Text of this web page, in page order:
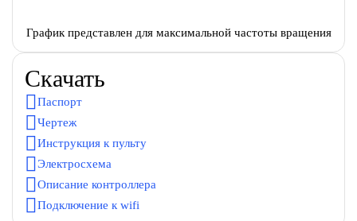
График представлен для максимальной частоты вращения
Скачать
Паспорт
Чертеж
Инструкция к пульту
Электросхема
Описание контроллера
Подключение к wifi